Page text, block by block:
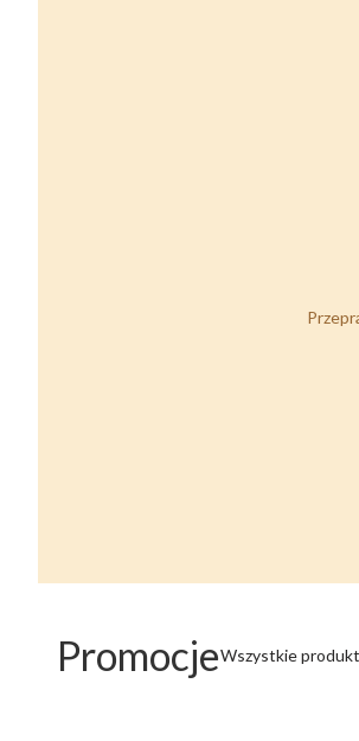
PromocjeWszystkie